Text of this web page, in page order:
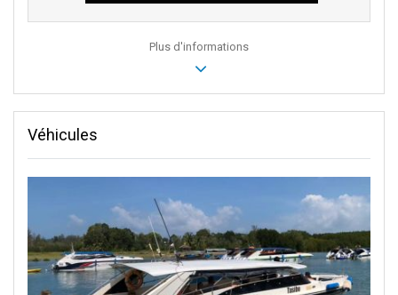
Plus d'informations
Véhicules